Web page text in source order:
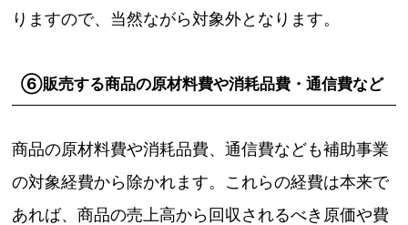
りますので、当然ながら対象外となります。
⑥販売する商品の原材料費や消耗品費・通信費など
商品の原材料費や消耗品費、通信費なども補助事業
の対象経費から除かれます。これらの経費は本来で
あれば、商品の売上高から回収されるべき原価や費